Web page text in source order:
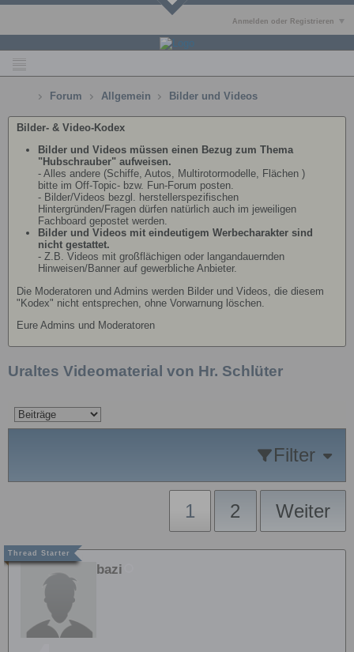
Anmelden oder Registrieren
Forum Allgemein Bilder und Videos
Bilder- & Video-Kodex
Bilder und Videos müssen einen Bezug zum Thema
"Hubschrauber" aufweisen.
- Alles andere (Schiffe, Autos, Multirotormodelle, Flächen )
bitte im Off-Topic- bzw. Fun-Forum posten.
- Bilder/Videos bezgl. herstellerspezifischen
Hintergründen/Fragen dürfen natürlich auch im jeweiligen
Fachboard gepostet werden.
Bilder und Videos mit eindeutigem Werbecharakter sind
nicht gestattet.
- Z.B. Videos mit großflächigen oder langandauernden
Hinweisen/Banner auf gewerbliche Anbieter.
Die Moderatoren und Admins werden Bilder und Videos, die diesem
"Kodex" nicht entsprechen, ohne Vorwarnung löschen.
Eure Admins und Moderatoren
Uraltes Videomaterial von Hr. Schlüter
Filter
1 2 Weiter
bazi